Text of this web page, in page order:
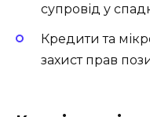
супровід у
Кредити та
захист прав